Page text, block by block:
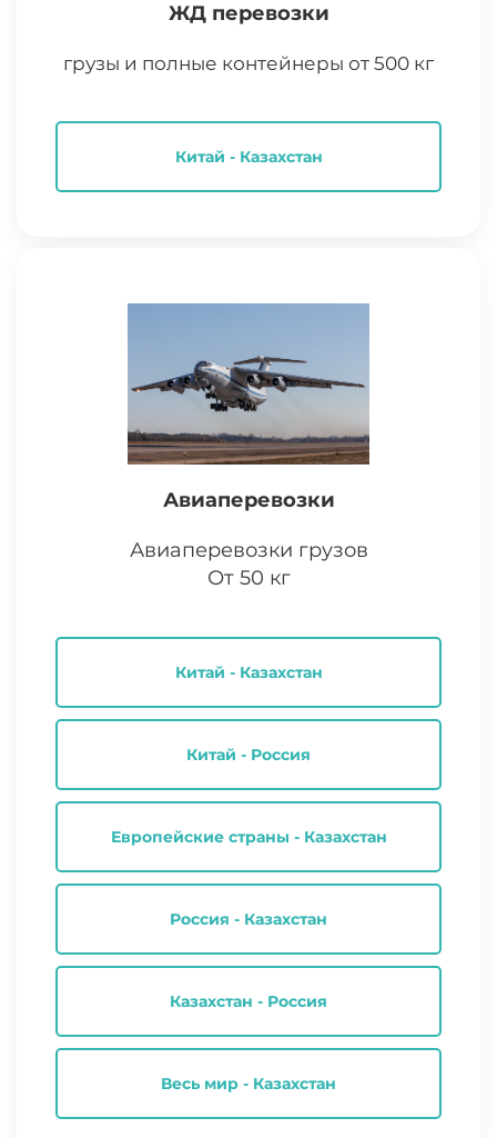
ЖД перевозки
грузы и полные контейнеры от 500 кг
Китай - Казахстан
Авиаперевозки
Авиаперевозки грузов
От 50 кг
Китай - Казахстан
Китай - Россия
Европейские страны - Казахстан
Россия - Казахстан
Казахстан - Россия
Весь мир - Казахстан